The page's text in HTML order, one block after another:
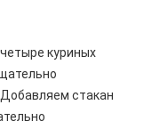
куриных
стакан